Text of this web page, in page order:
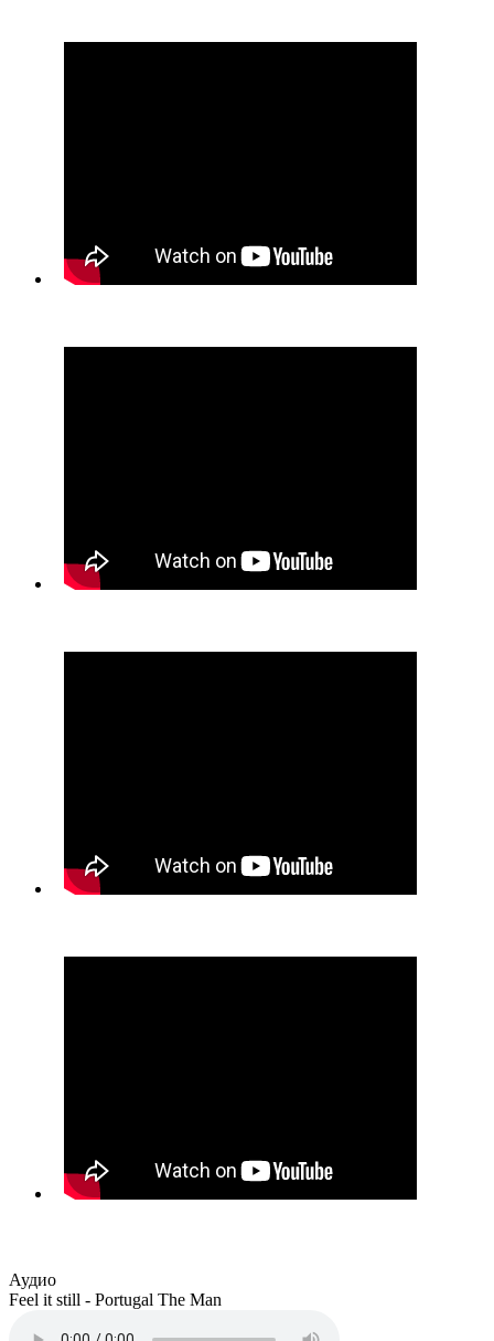
Аудио
Feel it still - Portugal The Man